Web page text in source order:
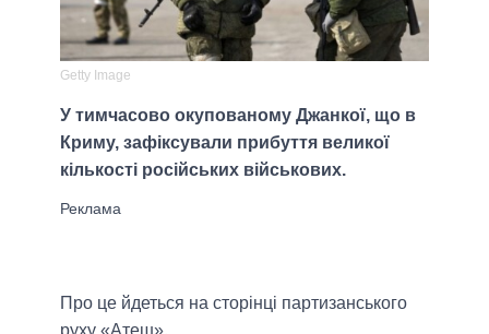
Getty Image
У тимчасово окупованому Джанкої, що в
Криму, зафіксували прибуття великої
кількості російських військових.
Про це йдеться на сторінці партизанського
руху «Атеш».